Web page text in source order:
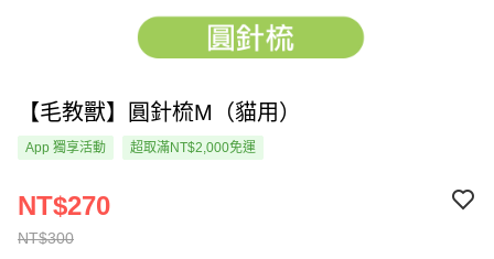
【毛教獸】圓針梳M（貓用）
App 獨享活動 超取滿NT$2,000免運
NT$300
NT$270